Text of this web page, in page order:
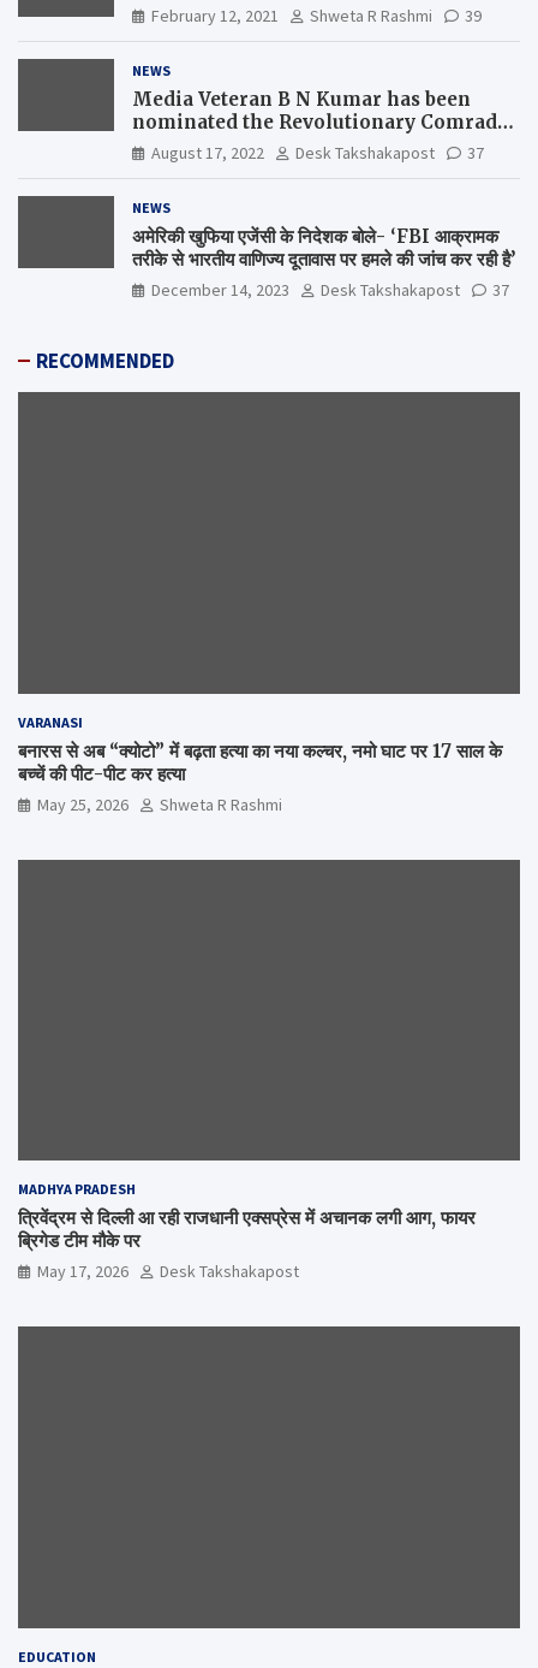
February 12, 2021 Shweta R Rashmi 39
NEWS
Media Veteran B N Kumar has been
nominated the Revolutionary Comrade
Shiv Varma Media Award 2022-23
August 17, 2022 Desk Takshakapost 37
NEWS
अमेरिकी खुफिया एजेंसी के निदेशक बोले- ‘FBI आक्रामक
तरीके से भारतीय वाणिज्य दूतावास पर हमले की जांच कर रही है’
December 14, 2023 Desk Takshakapost 37
RECOMMENDED
VARANASI
बनारस से अब “क्योटो” में बढ़ता हत्या का नया कल्चर, नमो घाट पर 17 साल के
बच्चें की पीट-पीट कर हत्या
May 25, 2026 Shweta R Rashmi
MADHYA PRADESH
त्रिवेंद्रम से दिल्ली आ रही राजधानी एक्सप्रेस में अचानक लगी आग, फायर
ब्रिगेड टीम मौके पर
May 17, 2026 Desk Takshakapost
EDUCATION